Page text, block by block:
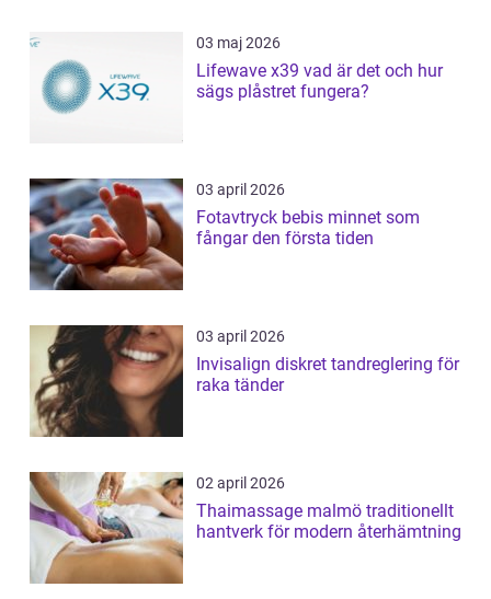
03 maj 2026
Lifewave x39 vad är det och hur
sägs plåstret fungera?
03 april 2026
Fotavtryck bebis minnet som
fångar den första tiden
03 april 2026
Invisalign diskret tandreglering för
raka tänder
02 april 2026
Thaimassage malmö traditionellt
hantverk för modern återhämtning